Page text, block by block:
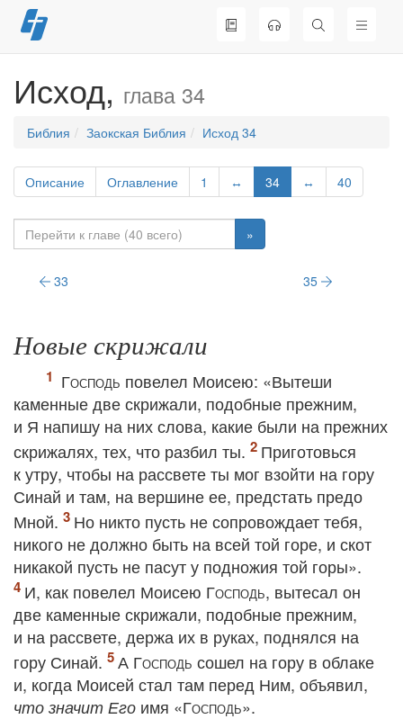
Перейти
к
Исход, глава 34
Библия Заокская Библия Исход 34
Описание Оглавление 1 ↔ 34 ↔ 40
»
33 35
Новые скрижали
Господь повелел Моисею: «Вытеши
каменные две скрижали, подобные прежним,
и Я напишу на них слова, какие были на прежних
скрижалях, тех, что разбил ты.
Приготовься
к утру, чтобы на рассвете ты мог взойти на гору
Синай и там, на вершине ее, предстать предо
Мной.
Но никто пусть не сопровождает тебя,
никого не должно быть на всей той горе, и скот
никакой пусть не пасут у подножия той горы».
И, как повелел Моисею Господь, вытесал он
две каменные скрижали, подобные прежним,
и на рассвете, держа их в руках, поднялся на
гору Синай.
А Господь сошел на гору в облаке
и, когда Моисей стал там перед Ним, объявил,
что значит Его имя «Господь».